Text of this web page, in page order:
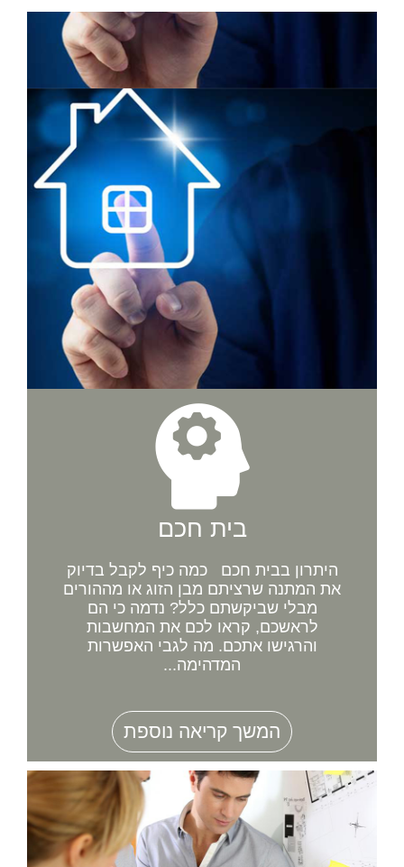
בית חכם
היתרון בבית חכם כמה כיף לקבל בדיוק
את המתנה שרציתם מבן הזוג או מההורים
מבלי שביקשתם כלל? נדמה כי הם
לראשכם, קראו לכם את המחשבות
והרגישו אתכם. מה לגבי האפשרות
המדהימה...
המשך קריאה נוספת